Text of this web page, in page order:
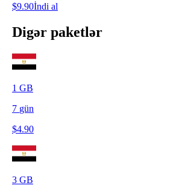
$9.90İndi al
Digər paketlər
1 GB
7 gün
$4.90
3 GB